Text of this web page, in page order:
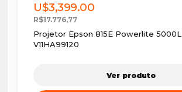
U$3,399.00
R$17.776,77
Projetor Epson 815E Powerlite 5000L
V11HA99120
Ver produto